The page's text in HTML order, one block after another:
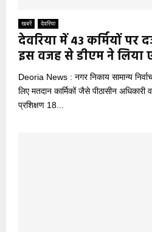
खबरें देवरिया
देवरिया में 43 कर्मियों पर
इस वजह से डीएम ने लिया
Deoria News : नगर निकाय सामान्य
लिए मतदान कार्मिकों जैसे पीठासीन
प्रशिक्षण 18...